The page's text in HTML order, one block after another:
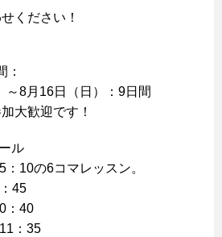
ください！
：
～8月16日（日）：9日間
大歓迎です！
ル
10の6コマレッスン。
45
：40
：35